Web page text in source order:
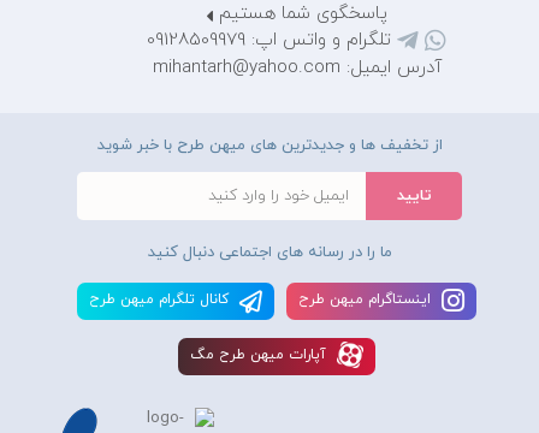
پاسخگوی شما هستیم
تلگرام و واتس اپ: 09128509979
آدرس ایمیل: mihantarh@yahoo.com
از تخفیف ها و جدیدترین های میهن طرح با خبر شوید
ما را در رسانه های اجتماعی دنبال کنید
اينستاگرام ميهن طرح کانال تلگرام ميهن طرح
آپارات ميهن طرح مگ